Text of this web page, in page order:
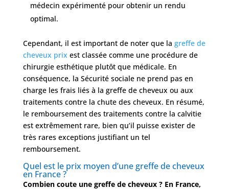
médecin expérimenté pour obtenir un rendu
optimal.
Cependant, il est important de noter que la greffe de
cheveux prix est classée comme une procédure de
chirurgie esthétique plutôt que médicale. En
conséquence, la Sécurité sociale ne prend pas en
charge les frais liés à la greffe de cheveux ou aux
traitements contre la chute des cheveux. En résumé,
le remboursement des traitements contre la calvitie
est extrêmement rare, bien qu’il puisse exister de
très rares exceptions justifiant un tel
remboursement.
Quel est le prix moyen d’une greffe de cheveux
en France ?
Combien coute une greffe de cheveux ? En France,